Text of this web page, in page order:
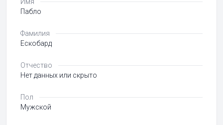
Пабло
Фамилия
Ескобард
Отчество
Нет данных или скрыто
Пол
Мужской